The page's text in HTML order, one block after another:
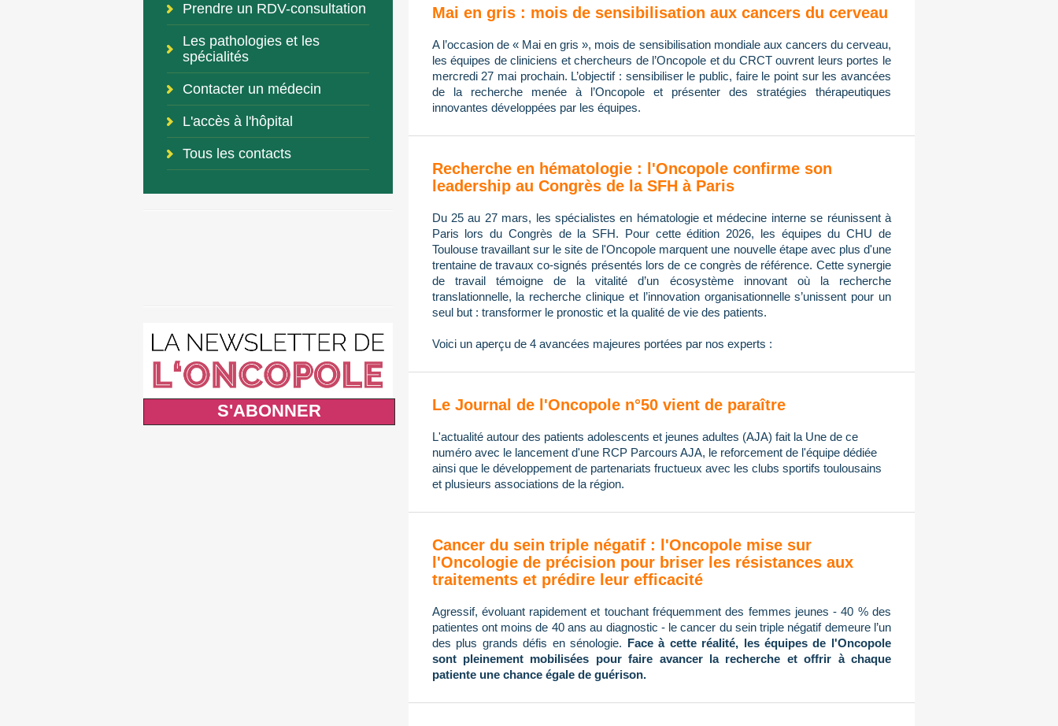
Prendre un RDV-consultation
Les pathologies et les
spécialités
Contacter un médecin
L'accès à l'hôpital
Tous les contacts
S'ABONNER
Mai en gris : mois de sensibilisation aux cancers du cerveau
A l’occasion de « Mai en gris », mois de sensibilisation mondiale aux cancers du cerveau,
les équipes de cliniciens et chercheurs de l’Oncopole et du CRCT ouvrent leurs portes le
mercredi 27 mai prochain. L’objectif : sensibiliser le public, faire le point sur les avancées
de la recherche menée à l’Oncopole et présenter des stratégies thérapeutiques
innovantes développées par les équipes.
Recherche en hématologie : l'Oncopole confirme son
leadership au Congrès de la SFH à Paris
Du 25 au 27 mars, les spécialistes en hématologie et médecine interne se réunissent à
Paris lors du Congrès de la SFH. Pour cette édition 2026, les équipes du CHU de
Toulouse travaillant sur le site de l'Oncopole marquent une nouvelle étape avec plus d'une
trentaine de travaux co-signés présentés lors de ce congrès de référence. Cette synergie
de travail témoigne de la vitalité d’un écosystème innovant où la recherche
translationnelle, la recherche clinique et l’innovation organisationnelle s’unissent pour un
seul but : transformer le pronostic et la qualité de vie des patients.
Voici un aperçu de 4 avancées majeures portées par nos experts :
Le Journal de l'Oncopole n°50 vient de paraître
L'actualité autour des patients adolescents et jeunes adultes (AJA) fait la Une de ce
numéro avec le lancement d'une RCP Parcours AJA, le reforcement de l'équipe dédiée
ainsi que le développement de partenariats fructueux avec les clubs sportifs toulousains
et plusieurs associations de la région.
Cancer du sein triple négatif : l'Oncopole mise sur
l'Oncologie de précision pour briser les résistances aux
traitements et prédire leur efficacité
Agressif, évoluant rapidement et touchant fréquemment des femmes jeunes - 40 % des
patientes ont moins de 40 ans au diagnostic - le cancer du sein triple négatif demeure l’un
des plus grands défis en sénologie. Face à cette réalité, les équipes de l'Oncopole
sont pleinement mobilisées pour faire avancer la recherche et offrir à chaque
patiente une chance égale de guérison.